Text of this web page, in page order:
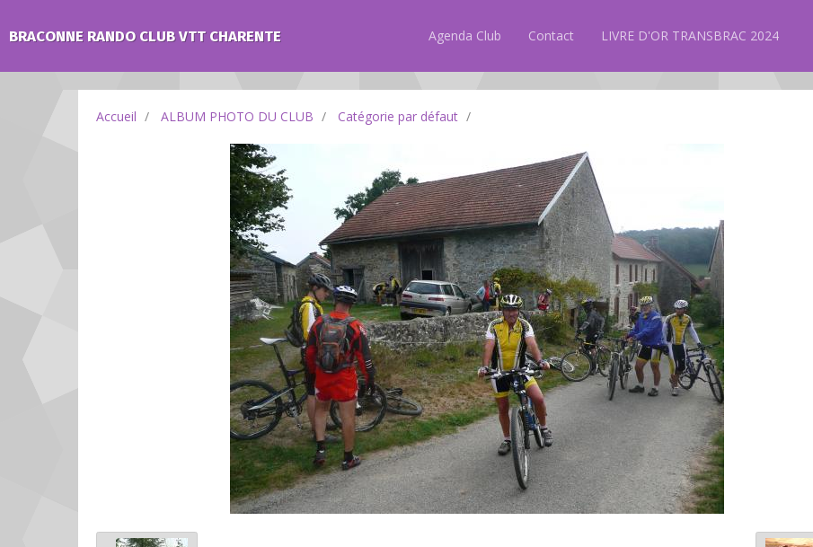
BRACONNE RANDO CLUB VTT CHARENTE Agenda Club Contact LIVRE D'OR TRANSBRAC 2024
Accueil ALBUM PHOTO DU CLUB Catégorie par défaut